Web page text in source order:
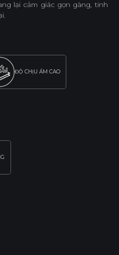
lại cảm giác gọn gàng, tinh
ĐỘ CHỊU ẨM CAO